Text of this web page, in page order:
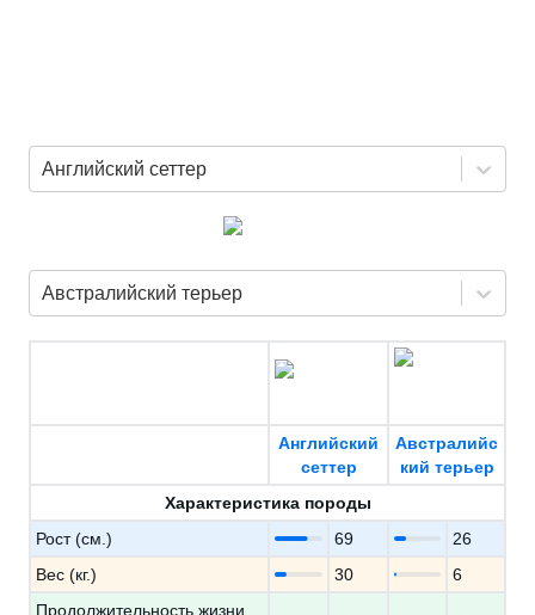
Английский сеттер
Австралийский терьер
Английский
сеттер
Австралийс
кий терьер
Характеристика породы
Рост (см.)
69
26
Вес (кг.)
30
6
Продолжительность жизни